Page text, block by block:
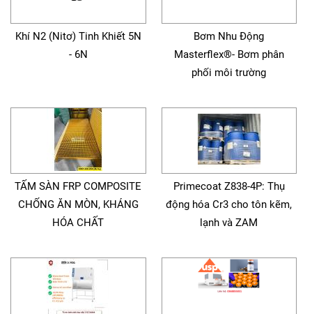
Khí N2 (Nitơ) Tinh Khiết 5N
- 6N
Bơm Nhu Động
Masterflex®- Bơm phân
phối môi trường
TẤM SÀN FRP COMPOSITE
CHỐNG ĂN MÒN, KHÁNG
HÓA CHẤT
Primecoat Z838-4P: Thụ
động hóa Cr3 cho tôn kẽm,
lạnh và ZAM